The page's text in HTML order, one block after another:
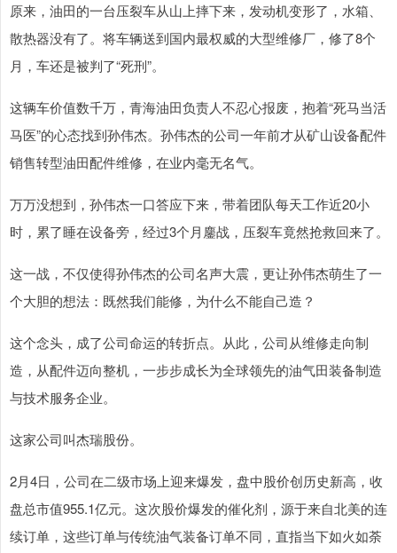
原来，油田的一台压裂车从山上摔下来，发动机变形了，水箱、
散热器没有了。将车辆送到国内最权威的大型维修厂，修了8个
月，车还是被判了“死刑”。
这辆车价值数千万，青海油田负责人不忍心报废，抱着“死马当活
马医”的心态找到孙伟杰。孙伟杰的公司一年前才从矿山设备配件
销售转型油田配件维修，在业内毫无名气。
万万没想到，孙伟杰一口答应下来，带着团队每天工作近20小
时，累了睡在设备旁，经过3个月鏖战，压裂车竟然抢救回来了。
这一战，不仅使得孙伟杰的公司名声大震，更让孙伟杰萌生了一
个大胆的想法：既然我们能修，为什么不能自己造？
这个念头，成了公司命运的转折点。从此，公司从维修走向制
造，从配件迈向整机，一步步成长为全球领先的油气田装备制造
与技术服务企业。
这家公司叫杰瑞股份。
2月4日，公司在二级市场上迎来爆发，盘中股价创历史新高，收
盘总市值955.1亿元。这次股价爆发的催化剂，源于来自北美的连
续订单，这些订单与传统油气装备订单不同，直指当下如火如荼